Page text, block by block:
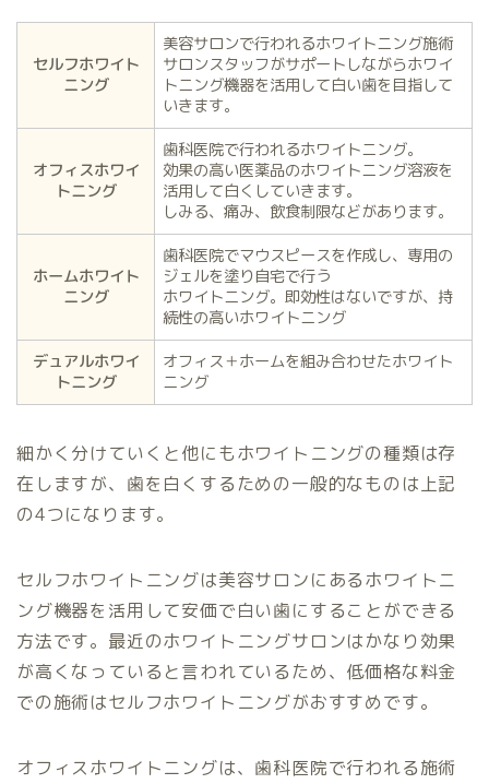
セルフホワイト
ニング
美容サロンで行われるホワイトニング施術
サロンスタッフがサポートしながらホワイ
トニング機器を活用して白い歯を目指して
いきます。
オフィスホワイ
トニング
歯科医院で行われるホワイトニング。
効果の高い医薬品のホワイトニング溶液を
活用して白くしていきます。
しみる、痛み、飲食制限などがあります。
ホームホワイト
ニング
歯科医院でマウスピースを作成し、専用の
ジェルを塗り自宅で行う
ホワイトニング。即効性はないですが、持
続性の高いホワイトニング
デュアルホワイ
トニング
オフィス＋ホームを組み合わせたホワイト
ニング
細かく分けていくと他にもホワイトニングの種類は存
在しますが、歯を白くするための一般的なものは上記
の4つになります。
セルフホワイトニングは美容サロンにあるホワイトニ
ング機器を活用して安価で白い歯にすることができる
方法です。最近のホワイトニングサロンはかなり効果
が高くなっていると言われているため、低価格な料金
での施術はセルフホワイトニングがおすすめです。
オフィスホワイトニングは、歯科医院で行われる施術